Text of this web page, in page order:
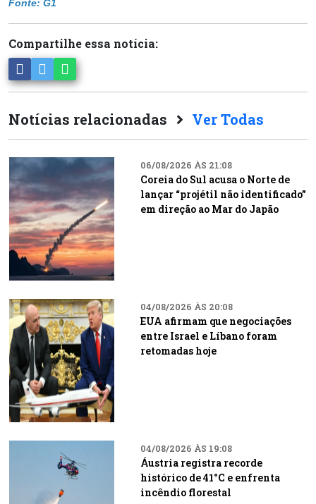
Fonte: G1
Compartilhe essa notícia:
Notícias relacionadas Ver Todas
06/08/2026 ÀS 21:08
Coreia do Sul acusa o Norte de
lançar “projétil não identificado”
em direção ao Mar do Japão
04/08/2026 ÀS 20:08
EUA afirmam que negociações
entre Israel e Líbano foram
retomadas hoje
04/08/2026 ÀS 19:08
Áustria registra recorde
histórico de 41°C e enfrenta
incêndio florestal